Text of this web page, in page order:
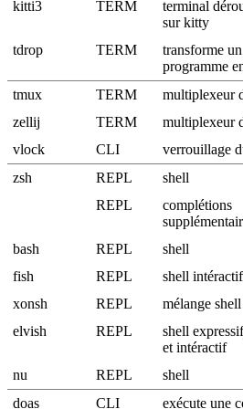
kitti3
TERM
terminal
sur kitty
tdrop TERM
transforme un
programme
tmux TERM multiplexeur
zellij
TERM multiplexeur
vlock
CLI verrouillage
zsh
REPL shell
REPL
complétions
bash
REPL shell
fish
REPL shell
xonsh
REPL mélange
elvish
REPL
shell
et intéractif
nu REPL shell
doas
CLI
exécute une